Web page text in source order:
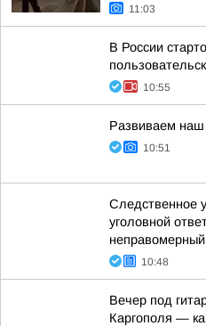
11:03
В России
10:55
Развиваем наш
10:51
Следственное
уголовной
10:48
Вечер под
Каргополя —